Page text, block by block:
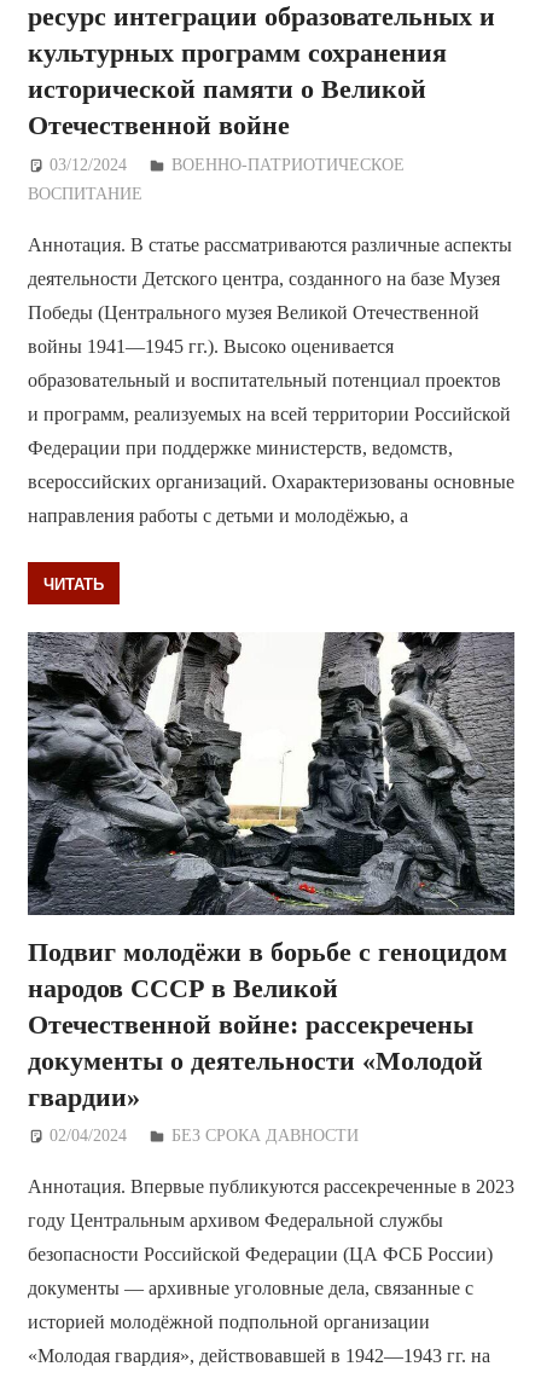
ресурс интеграции образовательных и
культурных программ сохранения
исторической памяти о Великой
Отечественной войне
03/12/2024 Дежурный по Редакции
ВОЕННО-ПАТРИОТИЧЕСКОЕ
ВОСПИТАНИЕ
Аннотация. В статье рассматриваются различные аспекты
деятельности Детского центра, созданного на базе Музея
Победы (Центрального музея Великой Отечественной
войны 1941—1945 гг.). Высоко оценивается
образовательный и воспитательный потенциал проектов
и программ, реализуемых на всей территории Российской
Федерации при поддержке министерств, ведомств,
всероссийских организаций. Охарактеризованы основные
направления работы с детьми и молодёжью, а
ЧИТАТЬ
Подвиг молодёжи в борьбе с геноцидом
народов СССР в Великой
Отечественной войне: рассекречены
документы о деятельности «Молодой
гвардии»
02/04/2024 Дежурный по Редакции
БЕЗ СРОКА ДАВНОСТИ
Аннотация. Впервые публикуются рассекреченные в 2023
году Центральным архивом Федеральной службы
безопасности Российской Федерации (ЦА ФСБ России)
документы — архивные уголовные дела, связанные с
историей молодёжной подпольной организации
«Молодая гвардия», действовавшей в 1942—1943 гг. на